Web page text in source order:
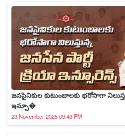
జనసైనికుల కుటుంబాలకు భరోసాగా
ఇన్సూ�
23 November 2025 09:43 PM